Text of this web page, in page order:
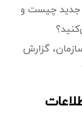
جدید چیست و
گزارش